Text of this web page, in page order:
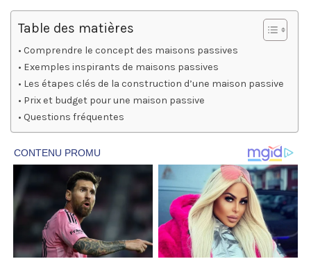
Table des matières
Comprendre le concept des maisons passives
Exemples inspirants de maisons passives
Les étapes clés de la construction d’une maison passive
Prix et budget pour une maison passive
Questions fréquentes